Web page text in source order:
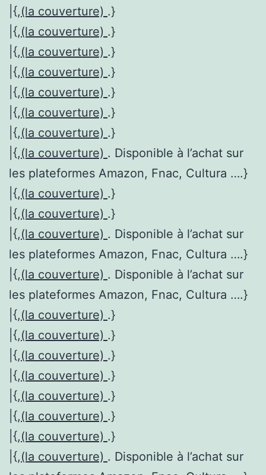
|{,(la couverture) .}
|{,(la couverture) .}
|{,(la couverture) .}
|{,(la couverture) .}
|{,(la couverture) .}
|{,(la couverture) .}
|{,(la couverture) .}
|{,(la couverture) . Disponible à l’achat sur
les plateformes Amazon, Fnac, Cultura ….}
|{,(la couverture) .}
|{,(la couverture) .}
|{,(la couverture) . Disponible à l’achat sur
les plateformes Amazon, Fnac, Cultura ….}
|{,(la couverture) . Disponible à l’achat sur
les plateformes Amazon, Fnac, Cultura ….}
|{,(la couverture) .}
|{,(la couverture) .}
|{,(la couverture) .}
|{,(la couverture) .}
|{,(la couverture) .}
|{,(la couverture) .}
|{,(la couverture) .}
|{,(la couverture) . Disponible à l’achat sur